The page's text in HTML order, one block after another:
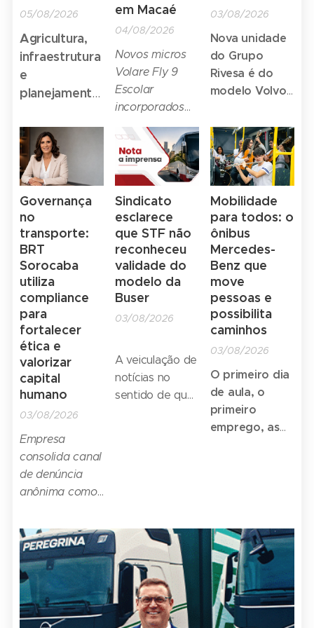
05/08/2026
Agricultura,
infraestrutura
e
planejamento
prazo são
destaques
em entrevista
em Macaé
04/08/2026
Novos micros
Volare Fly 9
Escolar
incorporados
pela Confianza
Transportes
ampliam
conforto,
segurança e
acessibilidade
para
estudantes do
município
03/08/2026
Nova unidade
do Grupo
Rivesa é do
modelo Volvo
serviços
rápidos. Rede
Volvo chega a
109 casas em
todo o Brasil.
Governança
no
transporte:
BRT
Sorocaba
utiliza
compliance
para
fortalecer
ética e
valorizar
capital
humano
03/08/2026
Empresa
consolida canal
de denúncia
anônima como
Sindicato
esclarece
que STF não
reconheceu
validade do
modelo da
Buser
03/08/2026
A veiculação de
notícias no
sentido de que
passageiros via
plataformas
digitais requer
esclarecimento
quanto ao
alcance da
Mobilidade
para todos: o
ônibus
Mercedes-
Benz que
move
pessoas e
possibilita
caminhos
03/08/2026
O primeiro dia
de aula, o
primeiro
emprego, as
Walter
Barbosa: "Há
70 anos, o
ônibus
Mercedes-
Benz é o